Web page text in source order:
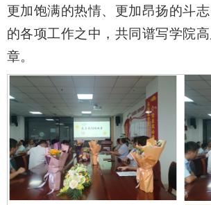
更加饱满的热情、更加昂扬的斗
的各项工作之中，共同谱写学院
章。